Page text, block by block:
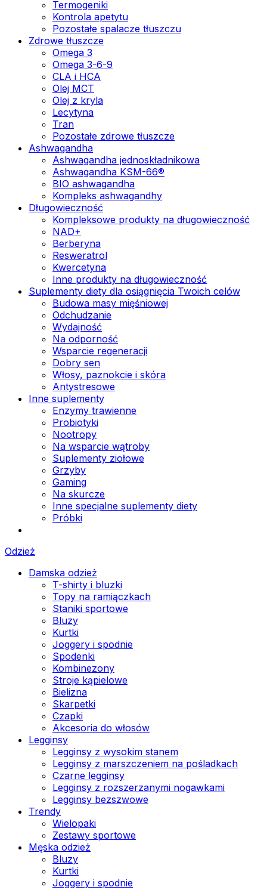
Termogeniki
Kontrola apetytu
Pozostałe spalacze tłuszczu
Zdrowe tłuszcze
Omega 3
Omega 3-6-9
CLA i HCA
Olej MCT
Olej z kryla
Lecytyna
Tran
Pozostałe zdrowe tłuszcze
Ashwagandha
Ashwagandha jednoskładnikowa
Ashwagandha KSM-66®
BIO ashwagandha
Kompleks ashwagandhy
Długowieczność
Kompleksowe produkty na długowieczność
NAD+
Berberyna
Resweratrol
Kwercetyna
Inne produkty na długowieczność
Suplementy diety dla osiągnięcia Twoich celów
Budowa masy mięśniowej
Odchudzanie
Wydajność
Na odporność
Wsparcie regeneracji
Dobry sen
Włosy, paznokcie i skóra
Antystresowe
Inne suplementy
Enzymy trawienne
Probiotyki
Nootropy
Na wsparcie wątroby
Suplementy ziołowe
Grzyby
Gaming
Na skurcze
Inne specjalne suplementy diety
Próbki
Odzież
Damska odzież
T-shirty i bluzki
Topy na ramiączkach
Staniki sportowe
Bluzy
Kurtki
Joggery i spodnie
Spodenki
Kombinezony
Stroje kąpielowe
Bielizna
Skarpetki
Czapki
Akcesoria do włosów
Legginsy
Legginsy z wysokim stanem
Legginsy z marszczeniem na pośladkach
Czarne legginsy
Legginsy z rozszerzanymi nogawkami
Legginsy bezszwowe
Trendy
Wielopaki
Zestawy sportowe
Męska odzież
Bluzy
Kurtki
Joggery i spodnie